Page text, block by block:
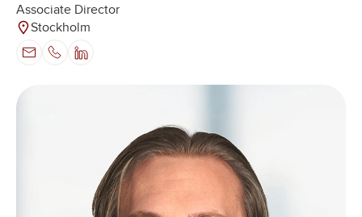
Associate Director
Stockholm